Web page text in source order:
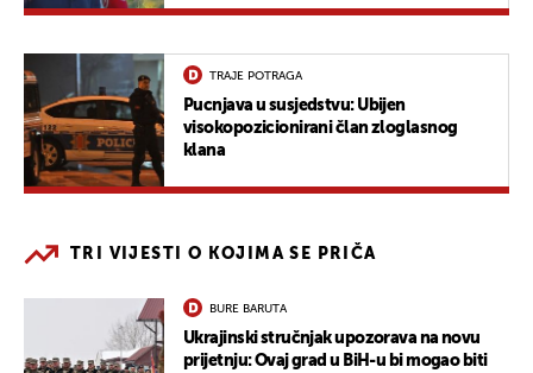
TRAJE POTRAGA
Pucnjava u susjedstvu: Ubijen
visokopozicionirani član zloglasnog
klana
TRI VIJESTI O KOJIMA SE PRIČA
BURE BARUTA
Ukrajinski stručnjak upozorava na novu
prijetnju: Ovaj grad u BiH-u bi mogao biti